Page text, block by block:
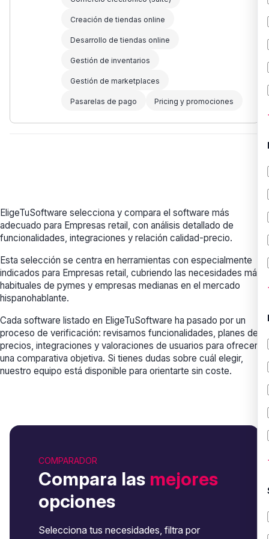
Creación de tiendas online
Desarrollo de tiendas online
Gestión de inventarios
Gestión de marketplaces
Pasarelas de pago Pricing y promociones
EligeTuSoftware selecciona y compara el software más
adecuado para Empresas retail, con análisis detallado de
funcionalidades, integraciones y relación calidad-precio.
Esta selección se centra en herramientas con especialmente
indicados para Empresas retail, cubriendo las necesidades más
habituales de pymes y empresas medianas en el mercado
hispanohablante.
Cada software listado en EligeTuSoftware ha pasado por un
proceso de verificación: revisamos funcionalidades, planes de
precios, integraciones y valoraciones de usuarios para ofrecerte
una comparativa objetiva. Si tienes dudas sobre cuál elegir,
nuestro equipo está disponible para orientarte sin coste.
COMPARADOR
Compara las mejores
opciones
Selecciona tus necesidades, filtra por